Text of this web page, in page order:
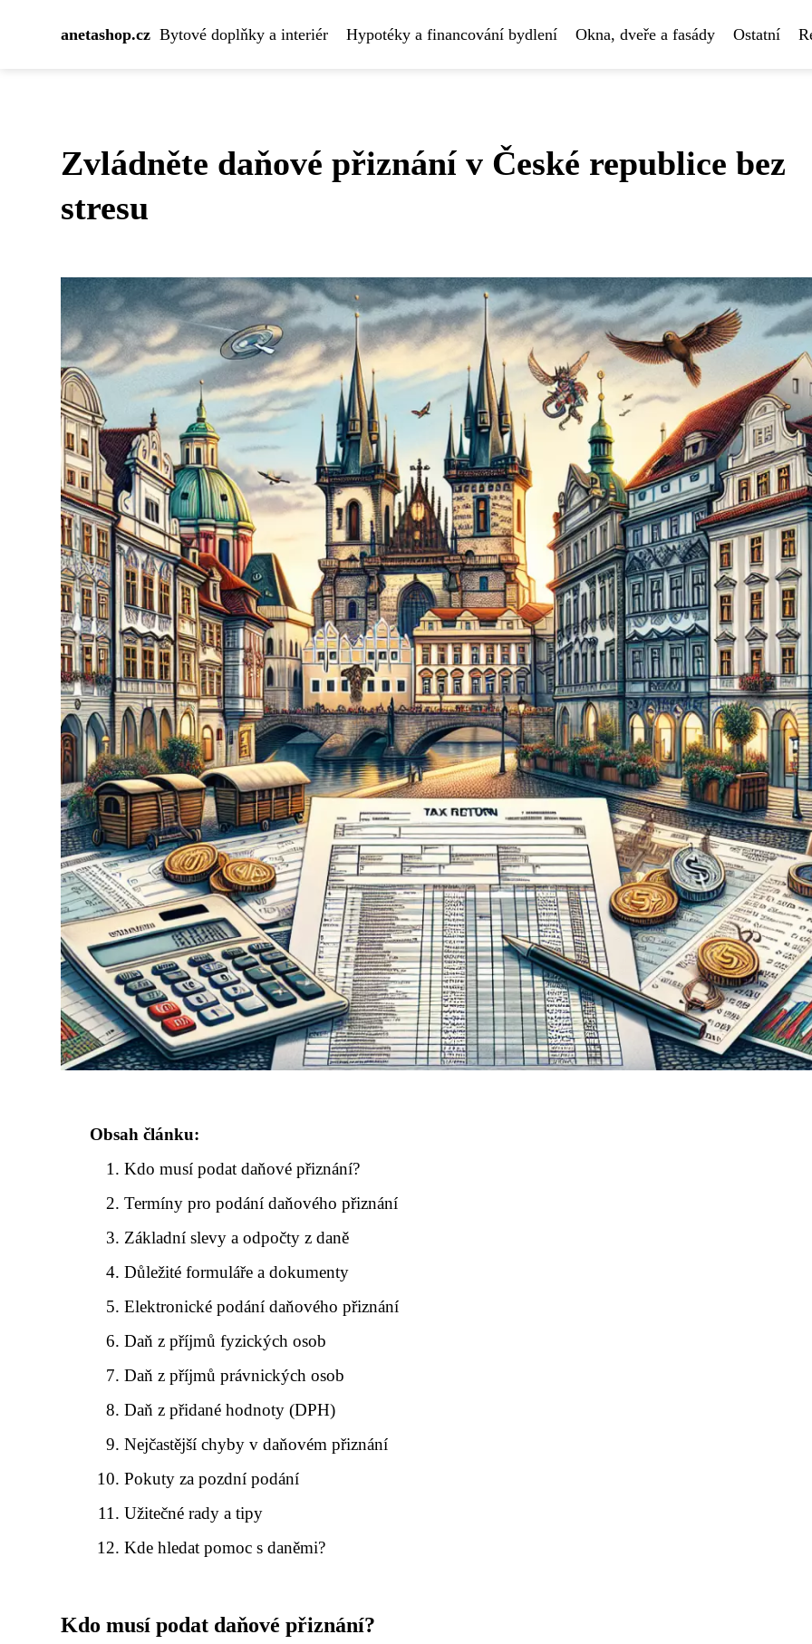
anetashop.cz Bytové doplňky a interiér Hypotéky a financování bydlení Okna, dveře a fasády Ostatní
Zvládněte daňové přiznání v České republice bez
stresu
Obsah článku:
Kdo musí podat daňové přiznání?
Termíny pro podání daňového přiznání
Základní slevy a odpočty z daně
Důležité formuláře a dokumenty
Elektronické podání daňového přiznání
Daň z příjmů fyzických osob
Daň z příjmů právnických osob
Daň z přidané hodnoty (DPH)
Nejčastější chyby v daňovém přiznání
Pokuty za pozdní podání
Užitečné rady a tipy
Kde hledat pomoc s daněmi?
Kdo musí podat daňové přiznání?